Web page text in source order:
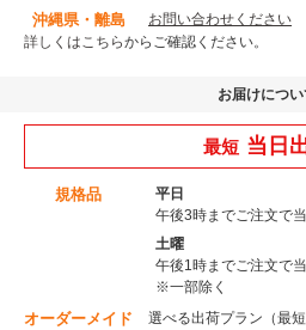
沖縄県・離島
お問い合わせください
詳しくはこちらからご確認ください。
お届けについ
最短 当日
規格品
平日
午後3時までご注文で
土曜
午後1時までご注文で
※一部除く
オーダーメイド
選べる出荷プラン（最短